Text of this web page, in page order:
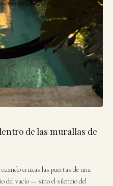
de las murallas de
cruzas las puertas de una
del vacío — sino el silencio del